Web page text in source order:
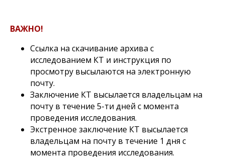
ВАЖНО!
Ссылка на скачивание архива с
исследованием КТ и инструкция по
просмотру высылаются на электронную
почту.
Заключение КТ высылается владельцам на
почту в течение 5-ти дней с момента
проведения исследования.
Экстренное заключение КТ высылается
владельцам на почту в течение 1 дня с
момента проведения исследования.